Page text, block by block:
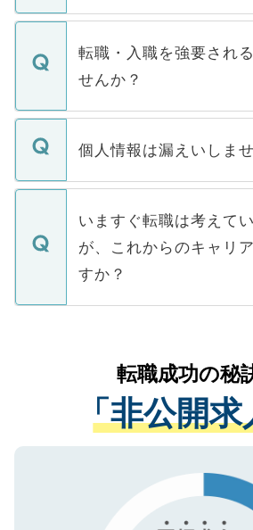
ます。通常、5営業日以内
いただきますので、しばら
マイナビDOCTORで取り
うち約3割は、Webサイト
けない「非公開求人」です
下記の理由によって、一般
ません。
■応募殺到を避けるため
関を公にしてしまうと、
に、医療機関が求める条件
みを人材紹介会社に依頼
ています。
転職・入職を強要され
せんか？
転職・入職を強要するこ
ん。また、仮に応募先から
定を承諾する必要はあり
の辞退の連絡はキャリアパ
個人情報は漏えいしま
個人情報が漏えいするこ
で、ご安心ください。当サ
などで収集したご登録者様
ご本人のキャリアアップお
支援を目的に使用いたしま
ているすべての個人デー
は、個人情報の取り扱いに
管理基準を満たした事業者
る、プライバシーマークを
で、機密保持に関してもご
いますぐ転職は考えて
が、これからのキャリ
すか？
かがいして、現在の医療機
経験をまじえながら、適切
させていただきます。すぐ
ない方には、長期的なサポ
ので、まずはご登録くだ
転職成功の秘
「非公開求